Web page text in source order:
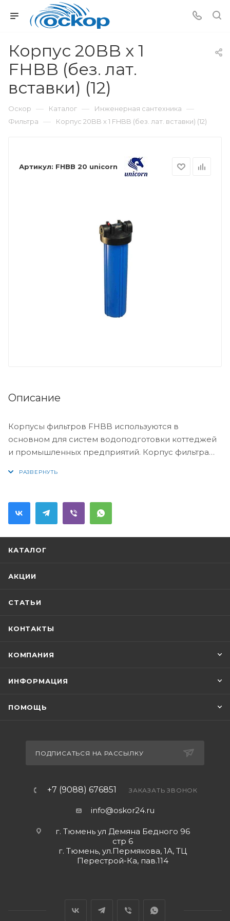
Корпус 20BB х 1
FHBB (без. лат.
вставки) (12)
Оскор — Каталог — Инженерная сантехника —
Фильтра — Корпус 20BB х 1 FHBB (без. лат. вставки) (12)
Артикул: FHBB 20 unicorn
Описание
Корпусы фильтров FHBB используются в
основном для систем водоподготовки коттеджей
и промышленных предприятий. Корпус фильтра
систем с большими расходами воды. Крышка
фильтра имеет клапан для спуска воздуха, а также
есть возможность использования различных
Рабочая температура, С: 2-45
КАТАЛОГ
АКЦИИ
СТАТЬИ
КОНТАКТЫ
КОМПАНИЯ
ИНФОРМАЦИЯ
ПОМОЩЬ
ПОДПИСАТЬСЯ НА РАССЫЛКУ
+7 (9088) 676851 ЗАКАЗАТЬ ЗВОНОК
info@oskor24.ru
г. Тюмень ул Демяна Бедного 96
стр 6
г. Тюмень, ул.Пермякова, 1А, ТЦ
Перестрой-Ка, пав.114